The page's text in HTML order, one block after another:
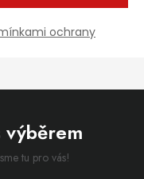
ochrany
výběrem
tu pro vás!